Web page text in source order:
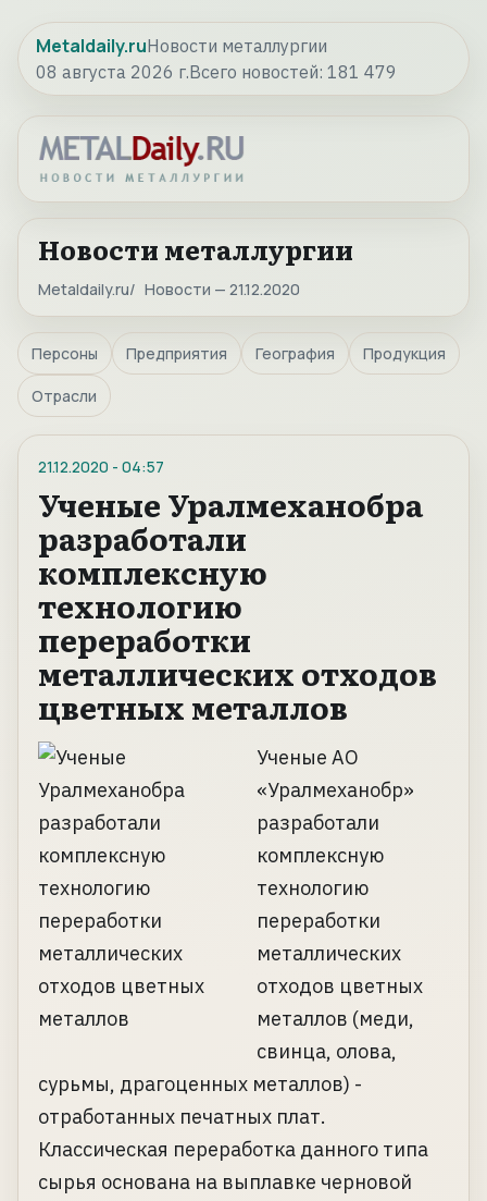
Metaldaily.ruНовости металлургии
08 августа 2026 г.Всего новостей: 181 479
Новости металлургии
Metaldaily.ru Новости — 21.12.2020
Персоны Предприятия География Продукция
Отрасли
21.12.2020 - 04:57
Ученые Уралмеханобра
разработали
комплексную
технологию
переработки
металлических отходов
цветных металлов
Ученые АО
«Уралмеханобр»
разработали
комплексную
технологию
переработки
металлических
отходов цветных
металлов (меди,
свинца, олова,
сурьмы, драгоценных металлов) -
отработанных печатных плат.
Классическая переработка данного типа
сырья основана на выплавке черновой